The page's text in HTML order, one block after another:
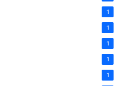
1
1
1
1
1